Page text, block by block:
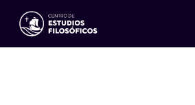
Eventos